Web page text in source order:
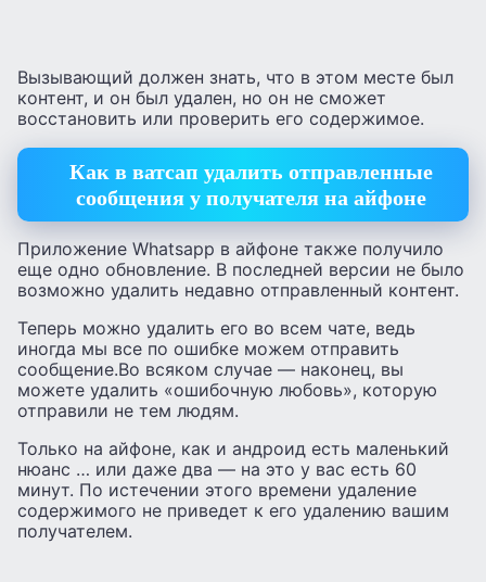
Вызывающий должен знать, что в этом месте был
контент, и он был удален, но он не сможет
восстановить или проверить его содержимое.
Как в ватсап удалить отправленные
сообщения у получателя на айфоне
Приложение Whatsapp в айфоне также получило
еще одно обновление. В последней версии не было
возможно удалить недавно отправленный контент.
Теперь можно удалить его во всем чате, ведь
иногда мы все по ошибке можем отправить
сообщение.Во всяком случае — наконец, вы
можете удалить «ошибочную любовь», которую
отправили не тем людям.
Только на айфоне, как и андроид есть маленький
нюанс … или даже два — на это у вас есть 60
минут. По истечении этого времени удаление
содержимого не приведет к его удалению вашим
получателем.